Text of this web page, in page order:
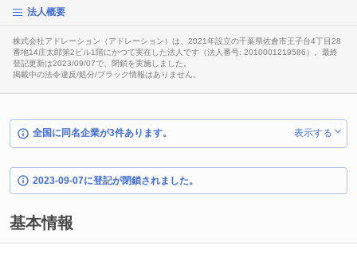
法人概要
株式会社アドレーション（アドレーション）は、2021年設立の千葉県佐倉市王子台4丁目28
番地14庄太郎第2ビル1階にかつて実在した法人です（法人番号: 2010001219586）。最終
登記更新は2023/09/07で、閉鎖を実施しました。
掲載中の法令違反/処分/ブラック情報はありません。
全国に同名企業が3件あります。 表示する
2023-09-07に登記が閉鎖されました。
基本情報